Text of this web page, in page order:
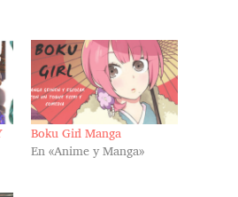
Boku Girl Manga
En «Anime y Manga»